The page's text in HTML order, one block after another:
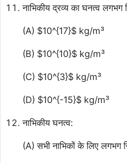
नाभिकीय द्रव्य का घनत्व लगभग
(A) $10^{17}$ kg/m³
(B) $10^{10}$ kg/m³
(C) $10^{3}$ kg/m³
(D) $10^{-15}$ kg/m³
नाभिकीय घनत्व:
(A) सभी नाभिकों के लिए लगभग